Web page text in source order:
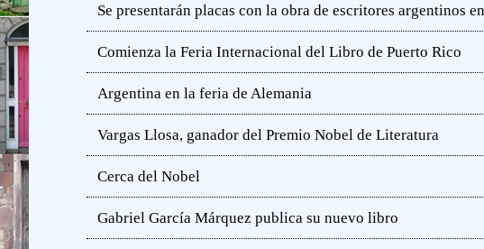
Se presentarán placas con la obra de escritores argentinos
Comienza la Feria Internacional del Libro de Puerto Rico
Argentina en la feria de Alemania
Vargas Llosa, ganador del Premio Nobel de Literatura
Cerca del Nobel
Gabriel García Márquez publica su nuevo libro